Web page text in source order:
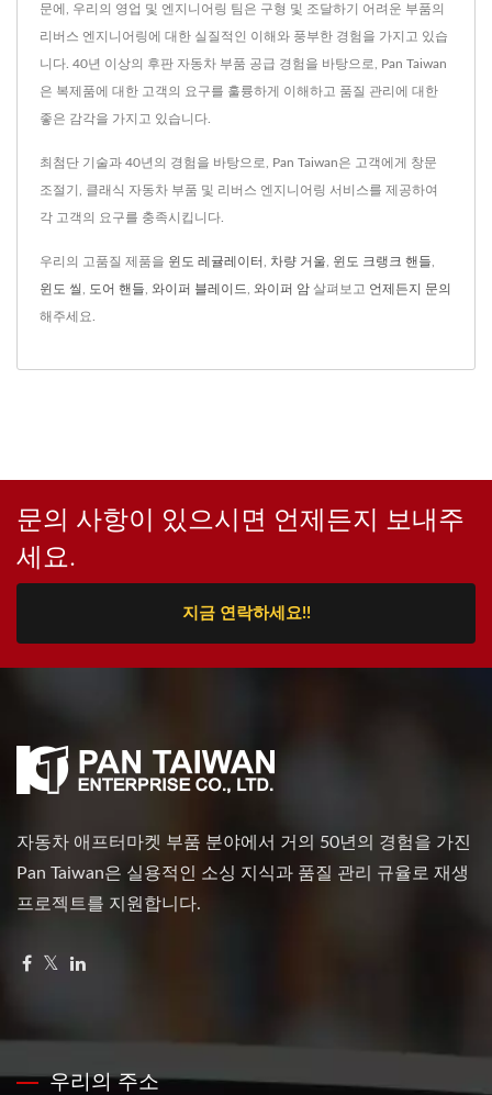
문에, 우리의 영업 및 엔지니어링 팀은 구형 및 조달하기 어려운 부품의
리버스 엔지니어링에 대한 실질적인 이해와 풍부한 경험을 가지고 있습
니다. 40년 이상의 후판 자동차 부품 공급 경험을 바탕으로, Pan Taiwan
은 복제품에 대한 고객의 요구를 훌륭하게 이해하고 품질 관리에 대한
좋은 감각을 가지고 있습니다.
최첨단 기술과 40년의 경험을 바탕으로, Pan Taiwan은 고객에게 창문
조절기, 클래식 자동차 부품 및 리버스 엔지니어링 서비스를 제공하여
각 고객의 요구를 충족시킵니다.
우리의 고품질 제품을 윈도 레귤레이터 차량 거울 윈도 크랭크 핸들
윈도 씰 도어 핸들 와이퍼 블레이드 와이퍼 암 살펴보고 언제든지 문의
해주세요.
문의 사항이 있으시면 언제든지 보내주
세요.
지금 연락하세요!!
자동차 애프터마켓 부품 분야에서 거의 50년의 경험을 가진
Pan Taiwan은 실용적인 소싱 지식과 품질 관리 규율로 재생
프로젝트를 지원합니다.
우리의 주소